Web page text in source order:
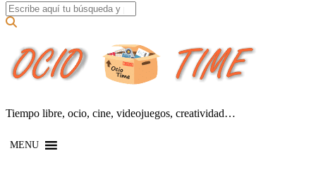
Search for:
Tiempo libre, ocio, cine, videojuegos, creatividad…
MENU